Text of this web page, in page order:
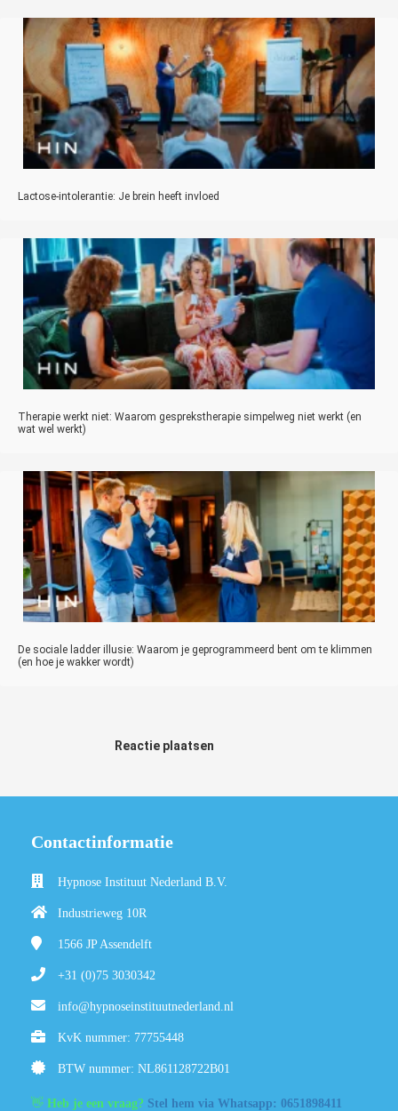
Lactose-intolerantie: Je brein heeft invloed
Therapie werkt niet: Waarom gesprekstherapie simpelweg niet werkt (en
wat wel werkt)
De sociale ladder illusie: Waarom je geprogrammeerd bent om te klimmen
(en hoe je wakker wordt)
Reactie plaatsen
Contactinformatie
Hypnose Instituut Nederland B.V.
Industrieweg 10R
1566 JP Assendelft
+31 (0)75 3030342
info@hypnoseinstituutnederland.nl
KvK nummer: 77755448
BTW nummer: NL861128722B01
👋 Heb je een vraag? Stel hem via Whatsapp: 0651898411